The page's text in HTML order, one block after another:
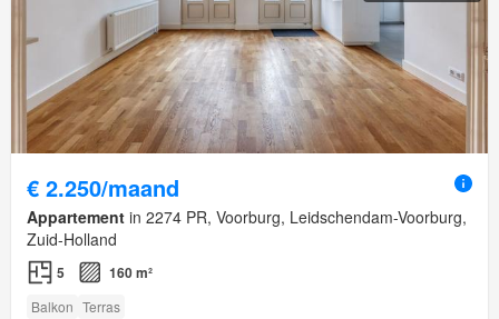
€ 2.250/maand
Appartement in 2274 PR, Voorburg, Leidschendam-Voorburg,
Zuid-Holland
5 160 m²
Balkon Terras